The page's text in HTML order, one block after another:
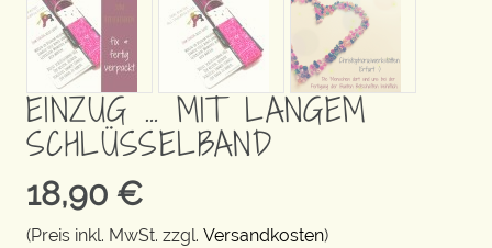
EINZUG … MIT LANGEM
SCHLÜSSELBAND
18,90 €
(Preis inkl. MwSt. zzgl. Versandkosten)